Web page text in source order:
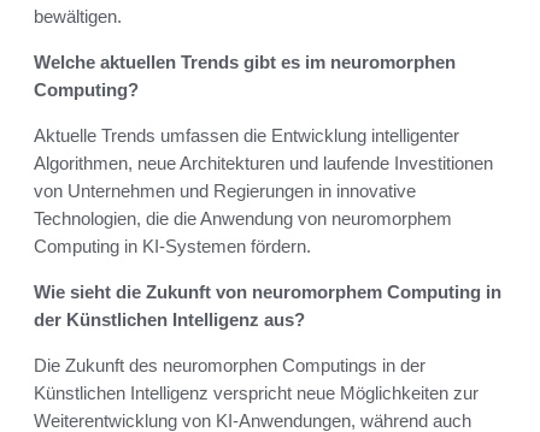
bewältigen.
Welche aktuellen Trends gibt es im neuromorphen
Computing?
Aktuelle Trends umfassen die Entwicklung intelligenter
Algorithmen, neue Architekturen und laufende Investitionen
von Unternehmen und Regierungen in innovative
Technologien, die die Anwendung von neuromorphem
Computing in KI-Systemen fördern.
Wie sieht die Zukunft von neuromorphem Computing in
der Künstlichen Intelligenz aus?
Die Zukunft des neuromorphen Computings in der
Künstlichen Intelligenz verspricht neue Möglichkeiten zur
Weiterentwicklung von KI-Anwendungen, während auch